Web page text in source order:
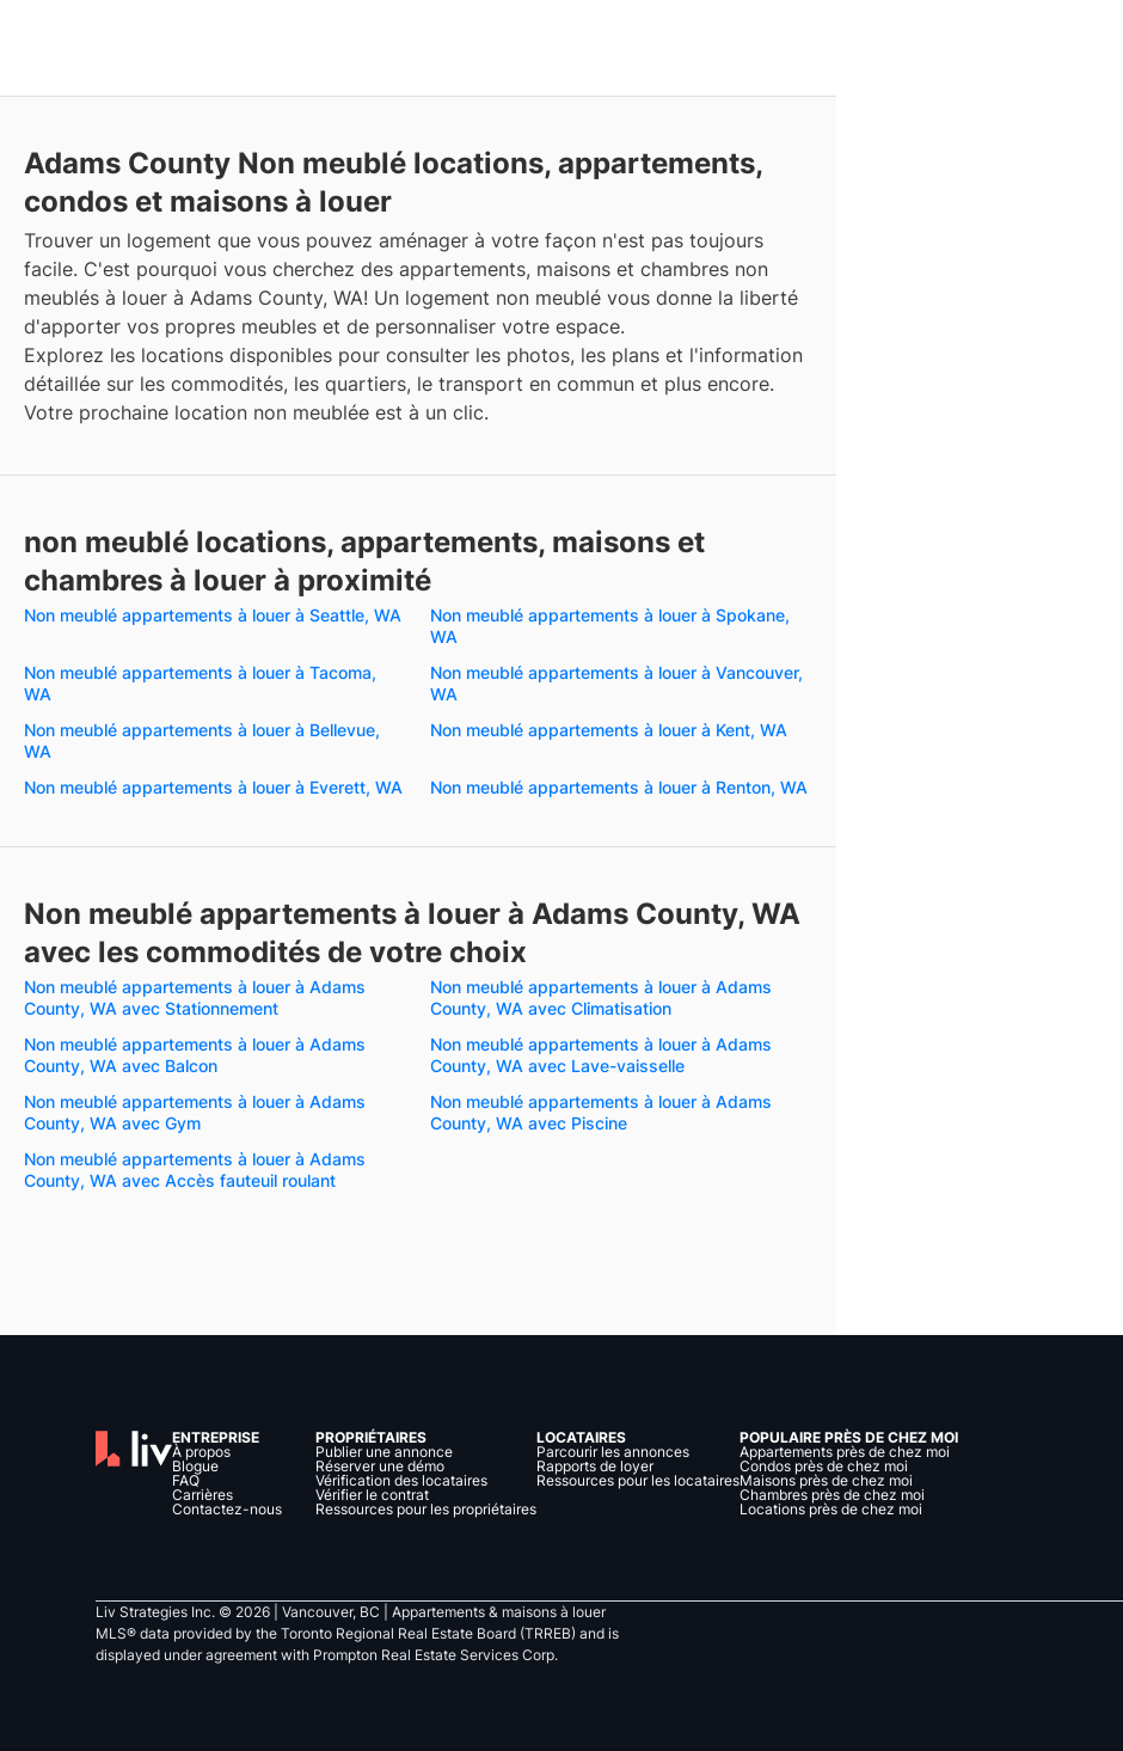
Adams County Non meublé locations, appartements,
condos et maisons à louer
Trouver un logement que vous pouvez aménager à votre façon n'est pas toujours
facile. C'est pourquoi vous cherchez des appartements, maisons et chambres non
meublés à louer à Adams County, WA! Un logement non meublé vous donne la liberté
d'apporter vos propres meubles et de personnaliser votre espace.
Explorez les locations disponibles pour consulter les photos, les plans et l'information
détaillée sur les commodités, les quartiers, le transport en commun et plus encore.
Votre prochaine location non meublée est à un clic.
non meublé locations, appartements, maisons et
chambres à louer à proximité
Non meublé appartements à louer à Seattle, WA
Non meublé appartements à louer à Spokane,
WA
Non meublé appartements à louer à Tacoma,
WA
Non meublé appartements à louer à Vancouver,
WA
Non meublé appartements à louer à Bellevue,
WA
Non meublé appartements à louer à Kent, WA
Non meublé appartements à louer à Everett, WA Non meublé appartements à louer à Renton, WA
Non meublé appartements à louer à Adams County, WA
avec les commodités de votre choix
Non meublé appartements à louer à Adams
County, WA avec Stationnement
Non meublé appartements à louer à Adams
County, WA avec Climatisation
Non meublé appartements à louer à Adams
County, WA avec Balcon
Non meublé appartements à louer à Adams
County, WA avec Lave-vaisselle
Non meublé appartements à louer à Adams
County, WA avec Gym
Non meublé appartements à louer à Adams
County, WA avec Piscine
Non meublé appartements à louer à Adams
County, WA avec Accès fauteuil roulant
ENTREPRISE
À propos
Blogue
FAQ
Carrières
Contactez-nous
PROPRIÉTAIRES
Publier une annonce
Réserver une démo
Vérification des locataires
Vérifier le contrat
Ressources pour les propriétaires
LOCATAIRES
Parcourir les annonces
Rapports de loyer
Ressources pour les locataires
POPULAIRE PRÈS DE CHEZ MOI
Appartements près de chez moi
Condos près de chez moi
Maisons près de chez moi
Chambres près de chez moi
Locations près de chez moi
Liv Strategies Inc. © 2026 | Vancouver, BC |
Appartements & maisons à louer
MLS® data provided by the Toronto Regional Real Estate Board (TRREB) and is
displayed under agreement with Prompton Real Estate Services Corp.